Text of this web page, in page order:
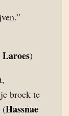
)
broek te
(Hassnae